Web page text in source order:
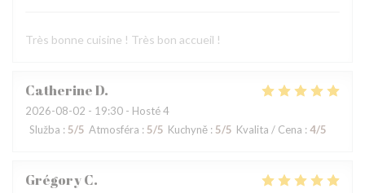
Très bonne cuisine ! Très bon accueil !
CatherineD
2026-08-02 - 19:30 - Hosté 4
Služba : 5/5 Atmosféra : 5/5 Kuchyně : 5/5 Kvalita / Cena : 4/5
GrégoryC